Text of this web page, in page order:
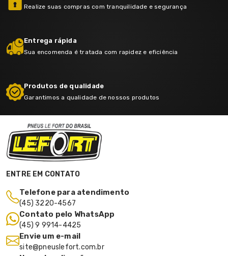
Realize suas compras com tranquilidade e segurança
Entrega rápida
Sua encomenda é tratada com rapidez e eficiência
Produtos de qualidade
Garantimos a qualidade de nossos produtos
ENTRE EM CONTATO
Telefone para atendimento
(45) 3220-4567
Contato pelo WhatsApp
(45) 9 9914-4425
Envie um e-mail
site@pneuslefort.com.br